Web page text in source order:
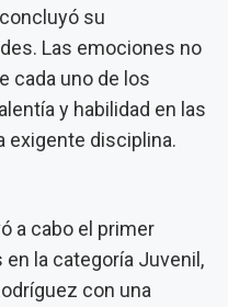
su
Las emociones no
cada uno de los
y habilidad en las
exigente disciplina.
a cabo el primer
la categoría Juvenil,
con una